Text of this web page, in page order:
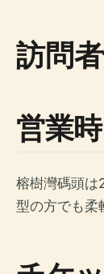
訪問
営業
榕樹灣碼頭は
型の方でも柔